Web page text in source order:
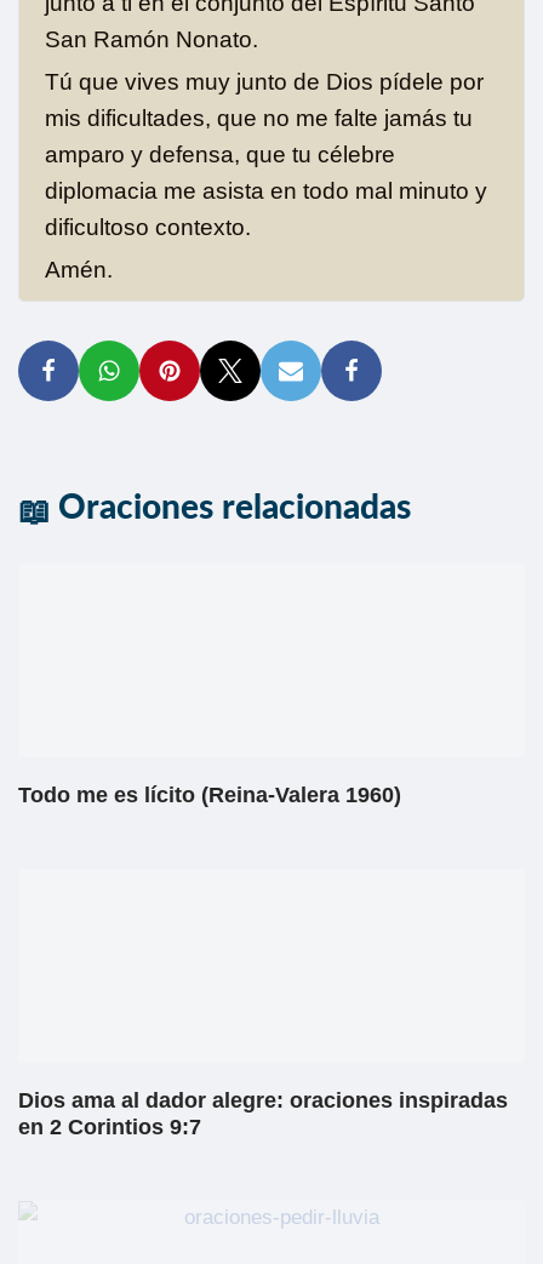
San Ramón Nonato.
Tú que vives muy junto de Dios pídele por
mis dificultades, que no me falte jamás tu
amparo y defensa, que tu célebre
diplomacia me asista en todo mal minuto y
dificultoso contexto.
Amén.
Oraciones relacionadas
Todo me es lícito (Reina-Valera 1960)
Dios ama al dador alegre: oraciones inspiradas
en 2 Corintios 9:7